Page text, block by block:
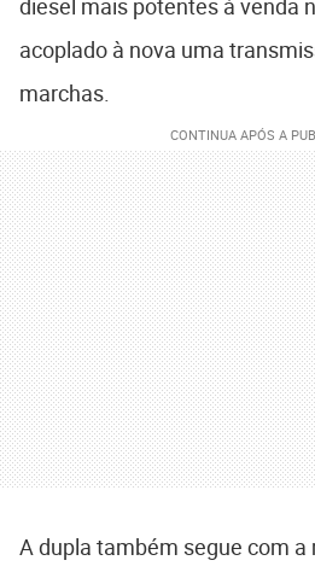
diesel mais potentes à venda
acoplado à nova uma
marchas.
A dupla também segue com a